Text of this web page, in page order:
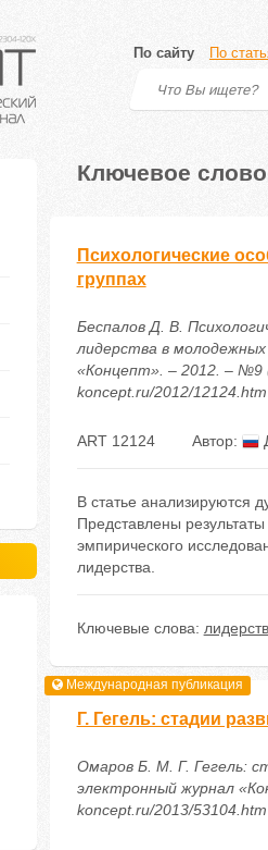
По сайту По
Ключевое
Психологические
группах
Беспалов Д. В.
лидерства в
«Концепт». – 2012. – №9
koncept.ru/2012/12124.htm
ART 12124 Автор:
В статье анализируются
Представлены
эмпирического
лидерства.
Ключевые слова:
Международная публикация
Г. Гегель: стадии
Омаров Б. М. Г. Гегель:
электронный журнал
koncept.ru/2013/53104.htm